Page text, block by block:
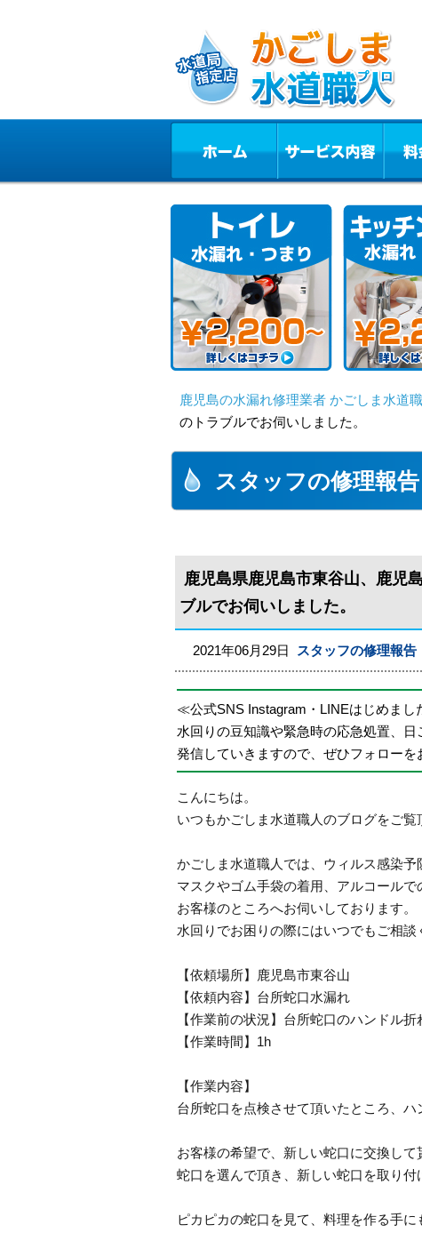
鹿児島の水漏れ修理業者 かごしま水道
のトラブルでお伺いしました。
スタッフの修理報告
鹿児島県鹿児島市東谷山、鹿児
ブルでお伺いしました。
2021年06月29日 スタッフの修理報告
≪公式SNS Instagram・LINEはじめま
水回りの豆知識や緊急時の応急処置、
発信していきますので、ぜひフォローを
こんにちは。
いつもかごしま水道職人のブログをご覧
かごしま水道職人では、ウィルス感染予
マスクやゴム手袋の着用、アルコールで
お客様のところへお伺いしております。
水回りでお困りの際にはいつでもご相談
【依頼場所】鹿児島市東谷山
【依頼内容】台所蛇口水漏れ
【作業前の状況】台所蛇口のハンドル折
【作業時間】1h
【作業内容】
台所蛇口を点検させて頂いたところ、ハ
お客様の希望で、新しい蛇口に交換して
蛇口を選んで頂き、新しい蛇口を取り付
ピカピカの蛇口を見て、料理を作る手